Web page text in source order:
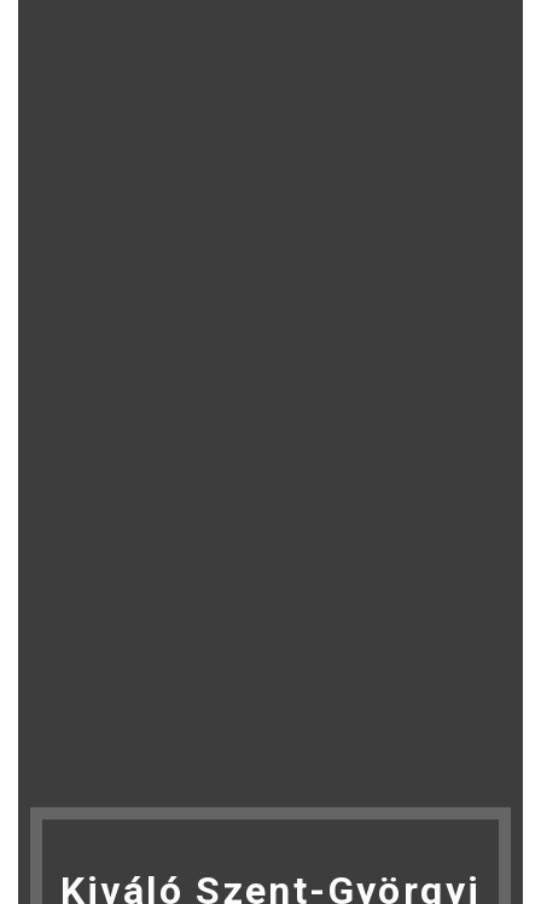
Kiváló Szent-Györgyi